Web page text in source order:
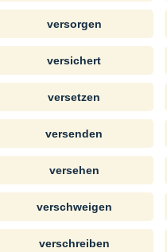
versorgen
versichert
versetzen
versenden
versehen
verschweigen
verschreiben